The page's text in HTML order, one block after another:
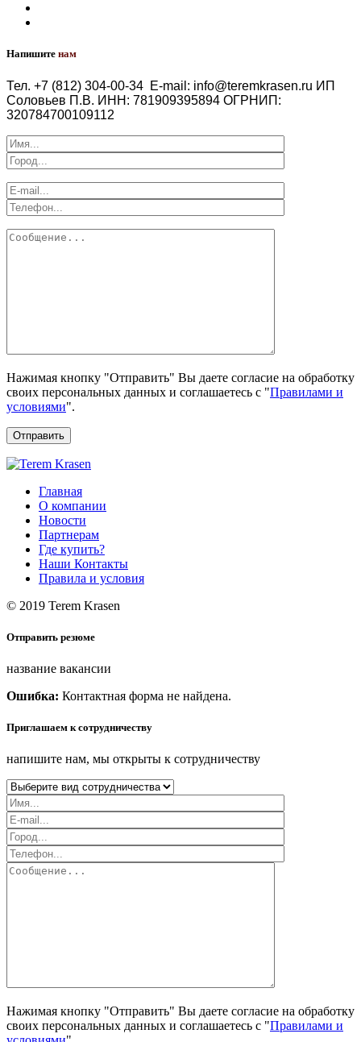
Напишите нам
Тел. +7 (812) 304-00-34 E-mail: info@teremkrasen.ru ИП
Соловьев П.В. ИНН: 781909395894 ОГРНИП:
320784700109112
Нажимая кнопку "Отправить" Вы даете согласие на обработку
своих персональных данных и соглашаетесь с "Правилами и
условиями".
Отправить
Главная
О компании
Новости
Партнерам
Где купить?
Наши Контакты
Правила и условия
© 2019 Terem Krasen
Отправить резюме
название вакансии
Ошибка: Контактная форма не найдена.
Приглашаем к сотрудничеству
напишите нам, мы открыты к сотрудничеству
Нажимая кнопку "Отправить" Вы даете согласие на обработку
своих персональных данных и соглашаетесь с "Правилами и